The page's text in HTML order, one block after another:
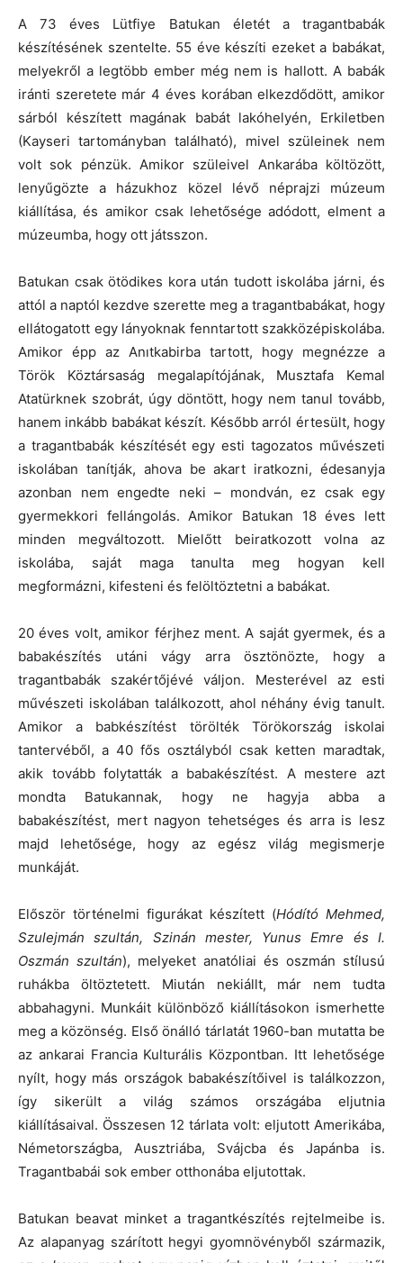
A 73 éves Lütfiye Batukan életét a tragantbabák
készítésének szentelte. 55 éve készíti ezeket a babákat,
melyekről a legtöbb ember még nem is hallott. A babák
iránti szeretete már 4 éves korában elkezdődött, amikor
sárból készített magának babát lakóhelyén, Erkiletben
(Kayseri tartományban található), mivel szüleinek nem
volt sok pénzük. Amikor szüleivel Ankarába költözött,
lenyűgözte a házukhoz közel lévő néprajzi múzeum
kiállítása, és amikor csak lehetősége adódott, elment a
múzeumba, hogy ott játsszon.
Batukan csak ötödikes kora után tudott iskolába járni, és
attól a naptól kezdve szerette meg a tragantbabákat, hogy
ellátogatott egy lányoknak fenntartott szakközépiskolába.
Amikor épp az Anıtkabirba tartott, hogy megnézze a
Török Köztársaság megalapítójának, Musztafa Kemal
Atatürknek szobrát, úgy döntött, hogy nem tanul tovább,
hanem inkább babákat készít. Később arról értesült, hogy
a tragantbabák készítését egy esti tagozatos művészeti
iskolában tanítják, ahova be akart iratkozni, édesanyja
azonban nem engedte neki – mondván, ez csak egy
gyermekkori fellángolás. Amikor Batukan 18 éves lett
minden megváltozott. Mielőtt beiratkozott volna az
iskolába, saját maga tanulta meg hogyan kell
megformázni, kifesteni és felöltöztetni a babákat.
20 éves volt, amikor férjhez ment. A saját gyermek, és a
babakészítés utáni vágy arra ösztönözte, hogy a
tragantbabák szakértőjévé váljon. Mesterével az esti
művészeti iskolában találkozott, ahol néhány évig tanult.
Amikor a babkészítést törölték Törökország iskolai
tantervéből, a 40 fős osztályból csak ketten maradtak,
akik tovább folytatták a babakészítést. A mestere azt
mondta Batukannak, hogy ne hagyja abba a
babakészítést, mert nagyon tehetséges és arra is lesz
majd lehetősége, hogy az egész világ megismerje
munkáját.
Először történelmi figurákat készített (Hódító Mehmed,
Szulejmán szultán, Szinán mester, Yunus Emre és I.
Oszmán szultán), melyeket anatóliai és oszmán stílusú
ruhákba öltöztetett. Miután nekiállt, már nem tudta
abbahagyni. Munkáit különböző kiállításokon ismerhette
meg a közönség. Első önálló tárlatát 1960-ban mutatta be
az ankarai Francia Kulturális Központban. Itt lehetősége
nyílt, hogy más országok babakészítőivel is találkozzon,
így sikerült a világ számos országába eljutnia
kiállításaival. Összesen 12 tárlata volt: eljutott Amerikába,
Németországba, Ausztriába, Svájcba és Japánba is.
Tragantbabái sok ember otthonába eljutottak.
Batukan beavat minket a tragantkészítés rejtelmeibe is.
Az alapanyag szárított hegyi gyomnövényből származik,